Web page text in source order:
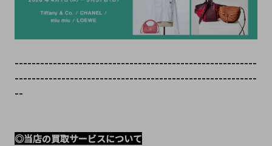
---------------------------------------------------------
---------------------------------------------------------
--
◎当店の買取サービスについて